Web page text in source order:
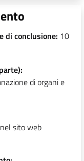
di conclusione: 10
di organi e
sito web